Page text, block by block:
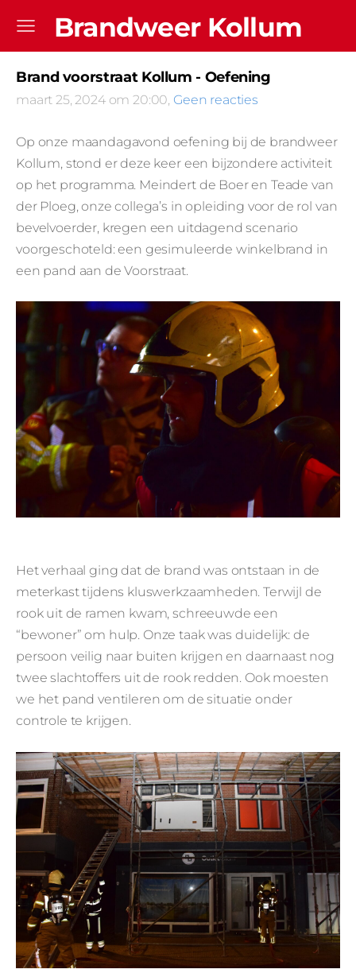
Brandweer Kollum
Brand voorstraat Kollum - Oefening
maart 25, 2024 om 20:00, Geen reacties
Op onze maandagavond oefening bij de brandweer
Kollum, stond er deze keer een bijzondere activiteit
op het programma. Meindert de Boer en Teade van
der Ploeg, onze collega’s in opleiding voor de rol van
bevelvoerder, kregen een uitdagend scenario
voorgeschoteld: een gesimuleerde winkelbrand in
een pand aan de Voorstraat.
Het verhaal ging dat de brand was ontstaan in de
meterkast tijdens kluswerkzaamheden. Terwijl de
rook uit de ramen kwam, schreeuwde een
“bewoner” om hulp. Onze taak was duidelijk: de
persoon veilig naar buiten krijgen en daarnaast nog
twee slachtoffers uit de rook redden. Ook moesten
we het pand ventileren om de situatie onder
controle te krijgen.